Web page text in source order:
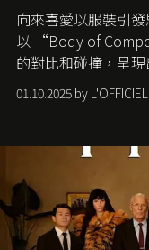
向來喜愛以服裝引
以 “Body of
的對比和碰撞，呈
社會各種資訊、文化
01.10.2025 by